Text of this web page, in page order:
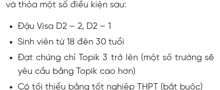
và thỏa một số điều kiện sau:
Đậu Visa D2 – 2, D2 – 1
Sinh viên từ 18 đên 30 tuổi
Đạt chứng chỉ Topik 3 trở lên (một số trường sẽ
yêu cầu bằng Topik cao hơn)
Có tối thiểu bằng tốt nghiệp THPT (bắt buộc)